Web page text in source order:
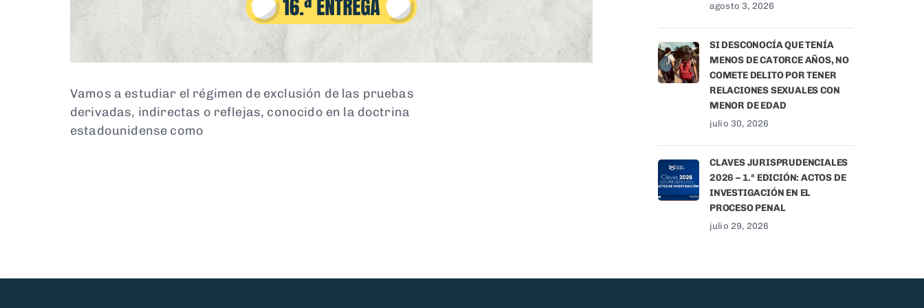
Vamos a estudiar el régimen de exclusión de las pruebas
derivadas, indirectas o reflejas, conocido en la doctrina
estadounidense como
agosto 3, 2026
SI DESCONOCÍA QUE TENÍA
MENOS DE CATORCE AÑOS, NO
COMETE DELITO POR TENER
RELACIONES SEXUALES CON
MENOR DE EDAD
julio 30, 2026
CLAVES JURISPRUDENCIALES
2026 – 1.ª EDICIÓN: ACTOS DE
INVESTIGACIÓN EN EL
PROCESO PENAL
julio 29, 2026